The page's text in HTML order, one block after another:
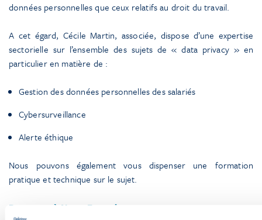
données personnelles que ceux relatifs au droit du travail.
A cet égard, Cécile Martin, associée, dispose d’une expertise
sectorielle sur l’ensemble des sujets de « data privacy » en
particulier en matière de :
Gestion des données personnelles des salariés
Cybersurveillance
Alerte éthique
Nous pouvons également vous dispenser une formation
pratique et technique sur le sujet.
Retourner à Notre Expertise